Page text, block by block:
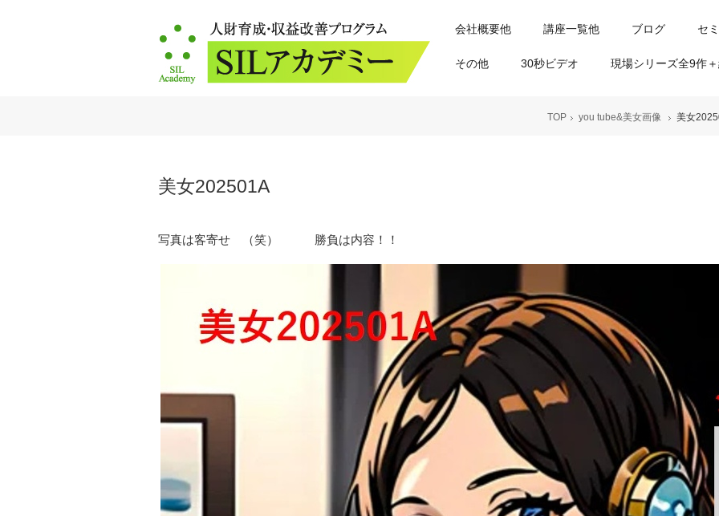
会社概要他 講座一覧他 ブログ セ
その他 30秒ビデオ 現場シリーズ全9作
TOP you tube&美女画像 美女
美女202501A
写真は客寄せ （笑） 勝負は内容！！